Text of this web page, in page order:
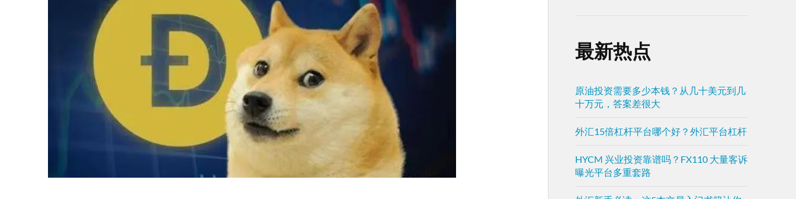
最新热点
原油投资需要多少本钱？从几十美元到几
十万元，答案差很大
外汇15倍杠杆平台哪个好？外汇平台杠杆
HYCM 兴业投资靠谱吗？FX110 大量客诉
曝光平台多重套路